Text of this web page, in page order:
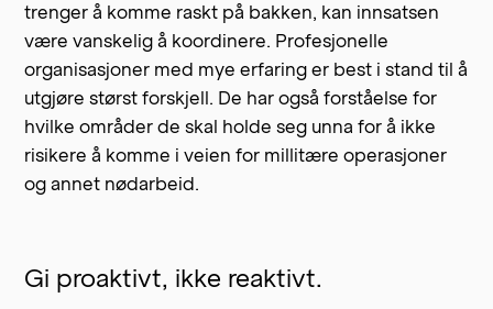
trenger å komme raskt på bakken, kan innsatsen
være vanskelig å koordinere. Profesjonelle
organisasjoner med mye erfaring er best i stand til å
utgjøre størst forskjell. De har også forståelse for
hvilke områder de skal holde seg unna for å ikke
risikere å komme i veien for millitære operasjoner
og annet nødarbeid.
Gi proaktivt, ikke reaktivt.